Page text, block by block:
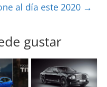
al día este 2020 →
gustar